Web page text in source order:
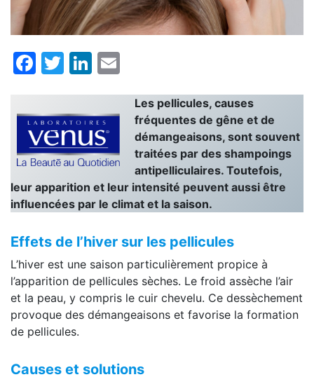
Facebook
TwitterLinkedIn
Les pellicules, causes
fréquentes de gêne et de
démangeaisons, sont souvent
traitées par des shampoings
antipelliculaires. Toutefois,
leur apparition et leur intensité peuvent aussi être
influencées par le climat et la saison.
Effets de l’hiver sur les pellicules
L’hiver est une saison particulièrement propice à
l’apparition de pellicules sèches. Le froid assèche l’air
et la peau, y compris le cuir chevelu. Ce dessèchement
provoque des démangeaisons et favorise la formation
de pellicules.
Causes et solutions